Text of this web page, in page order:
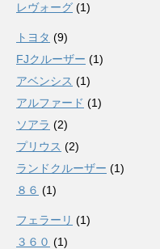
レヴォーグ (1)
トヨタ (9)
FJクルーザー (1)
アベンシス (1)
アルファード (1)
ソアラ (2)
プリウス (2)
ランドクルーザー (1)
８６ (1)
フェラーリ (1)
３６０ (1)